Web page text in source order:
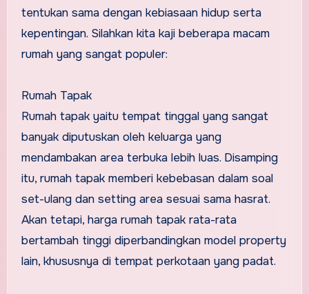
tentukan sama dengan kebiasaan hidup serta
kepentingan. Silahkan kita kaji beberapa macam
rumah yang sangat populer:
Rumah Tapak
Rumah tapak yaitu tempat tinggal yang sangat
banyak diputuskan oleh keluarga yang
mendambakan area terbuka lebih luas. Disamping
itu, rumah tapak memberi kebebasan dalam soal
set-ulang dan setting area sesuai sama hasrat.
Akan tetapi, harga rumah tapak rata-rata
bertambah tinggi diperbandingkan model property
lain, khususnya di tempat perkotaan yang padat.